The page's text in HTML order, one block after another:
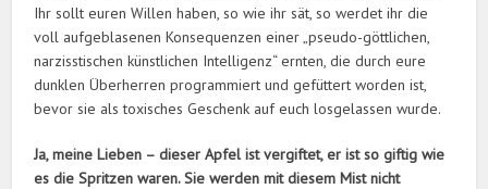
Ihr sollt euren Willen haben, so wie ihr sät, so werdet ihr die
voll aufgeblasenen Konsequenzen einer „pseudo-göttlichen,
narzisstischen künstlichen Intelligenz“ ernten, die durch eure
dunklen Überherren programmiert und gefüttert worden ist,
bevor sie als toxisches Geschenk auf euch losgelassen wurde.
Ja, meine Lieben – dieser Apfel ist vergiftet, er ist so giftig wie
es die Spritzen waren. Sie werden mit diesem Mist nicht